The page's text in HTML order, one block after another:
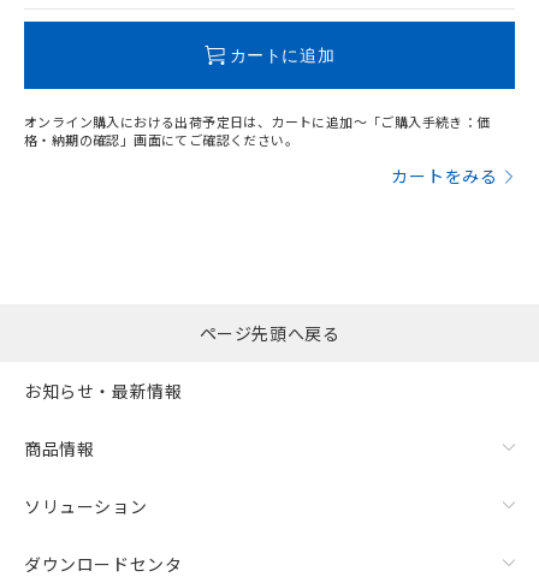
カートに追加
オンライン購入における出荷予定日は、カートに追加～「ご購入手続き：価
格・納期の確認」画面にてご確認ください。
カートをみる
ページ先頭へ戻る
お知らせ・最新情報
商品情報
ソリューション
ダウンロードセンタ